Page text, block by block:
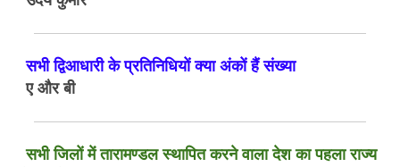
सभी द्विआधारी के प्रतिनिधियों क्या अंकों हैं संख्या
ए और बी
सभी जिलों में तारामण्डल स्थापित करने वाला देश का पहला राज्य